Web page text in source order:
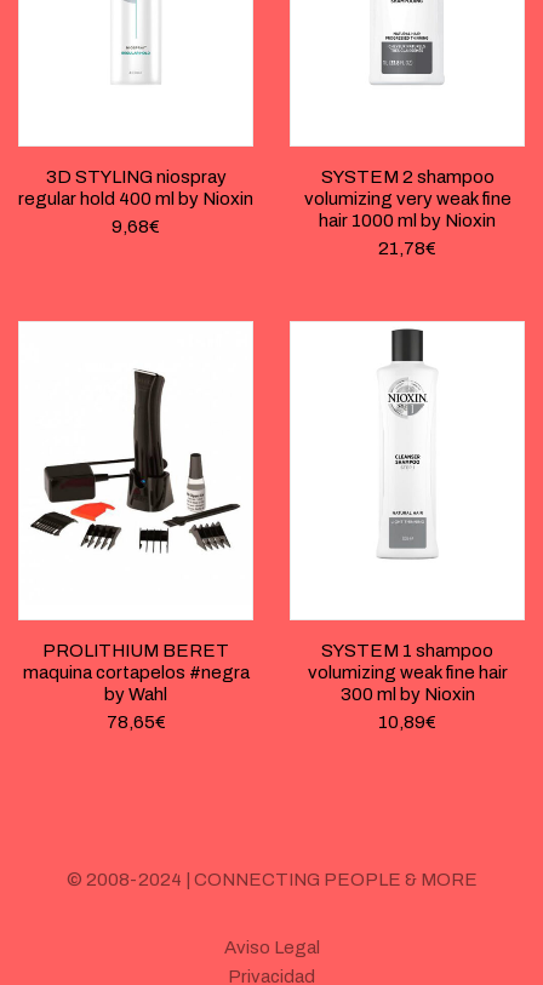
3D STYLING niospray
regular hold 400 ml by Nioxin
9,68€
SYSTEM 2 shampoo
volumizing very weak fine
hair 1000 ml by Nioxin
21,78€
PROLITHIUM BERET
maquina cortapelos #negra
by Wahl
78,65€
SYSTEM 1 shampoo
volumizing weak fine hair
300 ml by Nioxin
10,89€
© 2008-2024 | CONNECTING PEOPLE & MORE
Aviso Legal
Privacidad